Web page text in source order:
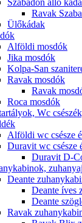
Szabadon álló
Ravak
Ülőkádak
Alföldi mosdók
Jika mosdók
Kolpa-San
Ravak mosdók
Ravak
Roca mosdók
Wc
Alföldi wc csésze
Duravit wc csésze
Duravit D-
Deante
Deante íves
Deante
Ravak